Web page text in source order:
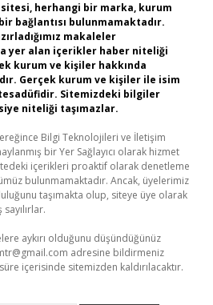
herhangi bir marka, kurum
bağlantısı bulunmamaktadır.
makaleler
yer alan içerikler haber niteliği
kurum ve kişiler hakkında
Gerçek kurum ve kişiler ile isim
Sitemizdeki bilgiler
niteliği taşımazlar.
Bilgi Teknolojileri ve İletişim
bir Yer Sağlayıcı olarak hizmet
içerikleri proaktif olarak denetleme
bulunmamaktadır. Ancak, üyelerimiz
taşımakta olup, siteye üye olarak
aykırı olduğunu düşündüğünüz
adresine bildirmeniz
içerisinde sitemizden kaldırılacaktır.